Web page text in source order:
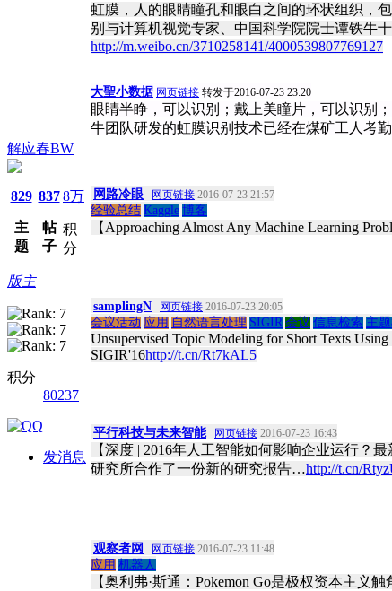
解应春BW
829
主
题
837
帖
子
8万
积
分
版主
积分
80237
发消息
虹膜，人的眼睛瞳孔和眼白之间的环状组织
别与计算机视觉专家、中国科学院院士谭铁牛
http://m.weibo.cn/3710258141/4000539807769127
大聖小数据 网页链接 转发于2016-07-23 23:20
眼睛半睁，可以识别；戴上美瞳片，可以识别
牛团队研发的虹膜识别技术已经在煤矿工人考
网路冷眼 网页链接 2016-07-23 21:57
经验总结 Kaggle 博客
【Approaching Almost Any Machine Learning
samplingN 网页链接 2016-07-23 20:05
会议活动 应用 自然语言处理 SIGIR 会议 信息检索 主
Unsupervised Topic Modeling for Short Texts
SIGIR'16http://t.cn/Rt7kAL5
平行科技与未来智能 网页链接 2016-07-23 16:43
【深度 | 2016年人工智能如何影响企业运行？
研究所合作了一份新的研究报告…http://t.cn/
观察者网 网页链接 2016-07-23 11:48
应用 机器人
【奥利弗·斯通：Pokemon Go是极权资本主义